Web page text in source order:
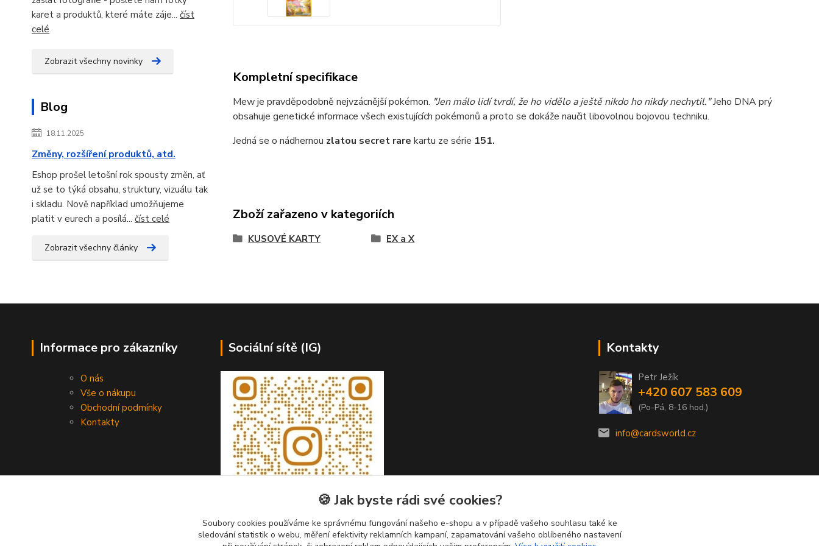
karet a produktů, které máte záje... číst
celé
Zobrazit všechny novinky
Blog
18.11.2025
Změny, rozšíření produktů, atd.
Eshop prošel letošní rok spousty změn, ať
už se to týká obsahu, struktury, vizuálu tak
i skladu. Nově například umožňujeme
platit v eurech a posílá... číst celé
Zobrazit všechny články
Kompletní specifikace
Mew je pravděpodobně nejvzácnější pokémon. "Jen málo lidí tvrdí, že ho vidělo a ještě nikdo ho nikdy nechytil."Jeho DNA prý
obsahuje genetické informace všech existujících pokémonů a proto se dokáže naučit libovolnou bojovou techniku.
Jedná se o nádhernou zlatou secret rare kartu ze série 151.
Zboží zařazeno v kategoriích
KUSOVÉ KARTY EX a X
Informace pro zákazníky
O nás
Vše o nákupu
Obchodní podmínky
Kontakty
Sociální sítě (IG) Kontakty
Petr Ježík
+420 607 583 609
(Po-Pá, 8-16 hod.)
info@cardsworld.cz
🍪 Jak byste rádi své cookies?
Soubory cookies používáme ke správnému fungování našeho e-shopu a v případě vašeho souhlasu také ke
sledování statistik o webu, měření efektivity reklamních kampaní, zapamatování vašeho oblíbeného nastavení